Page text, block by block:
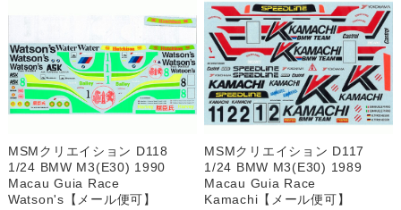
MSMクリエイション D118
1/24 BMW M3(E30) 1990
Macau Guia Race
Watson's【メール便可】
MSMクリエイション D117
1/24 BMW M3(E30) 1989
Macau Guia Race
Kamachi【メール便可】